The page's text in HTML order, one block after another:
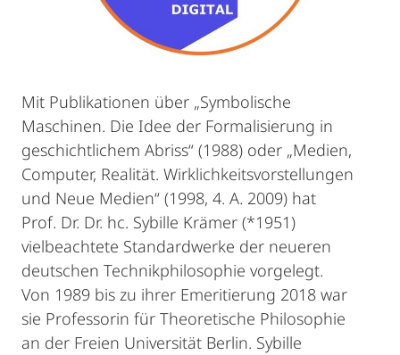
Mit Publikationen über „Symbolische
Maschinen. Die Idee der Formalisierung in
geschichtlichem Abriss“ (1988) oder „Medien,
Computer, Realität. Wirklichkeitsvorstellungen
und Neue Medien“ (1998, 4. A. 2009) hat
Prof. Dr. Dr. hc. Sybille Krämer (*1951)
vielbeachtete Standardwerke der neueren
deutschen Technikphilosophie vorgelegt.
Von 1989 bis zu ihrer Emeritierung 2018 war
sie Professorin für Theoretische Philosophie
an der Freien Universität Berlin. Sybille